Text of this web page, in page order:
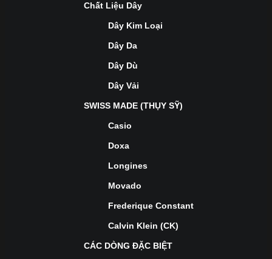
Chất Liệu Dây
Dây Kim Loại
Dây Da
Dây Dù
Dây Vải
SWISS MADE (THỤY SỸ)
Casio
Doxa
Longines
Movado
Frederique Constant
Calvin Klein (CK)
CÁC DÒNG ĐẶC BIỆT